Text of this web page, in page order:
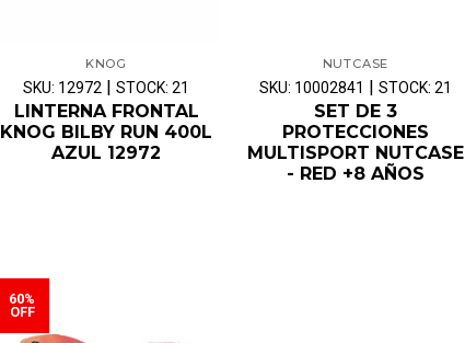
KNOG
SKU: 12972 | STOCK: 21
LINTERNA FRONTAL
KNOG BILBY RUN 400L
AZUL 12972
NUTCASE
SKU: 10002841 | STOCK: 21
SET DE 3
PROTECCIONES
MULTISPORT NUTCASE
- RED +8 AÑOS
60%
OFF